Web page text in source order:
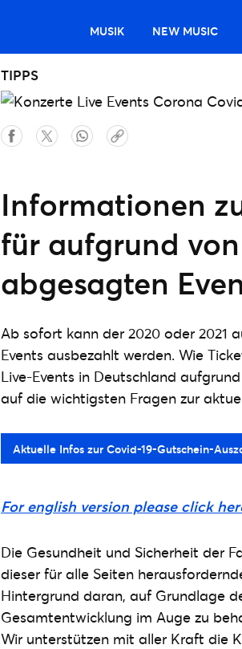
MUSIK NEW MUSIC
TIPPS
Informationen
für aufgrund
abgesagten
Ab sofort kann der 2020 oder 2021
Events ausbezahlt werden. Wie
Live-Events in Deutschland
auf die wichtigsten Fragen zur
Aktuelle Infos zur Covid-19-Gutschein-
For english version please click
Die Gesundheit und Sicherheit der
dieser für alle Seiten
Hintergrund daran, auf Grundlage
Gesamtentwicklung im Auge zu
Wir unterstützen mit aller Kraft die